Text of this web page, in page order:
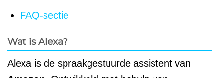
FAQ-sectie
Wat is Alexa?
Alexa is de spraakgestuurde assistent van